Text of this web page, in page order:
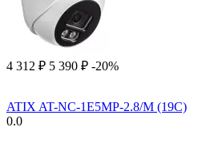
4 312 ₽ 5 390 ₽ -20%
ATIX AT-NC-1E5MP-2.8/M (19C)
0.0